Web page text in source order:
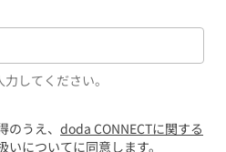
してください。
うえ、 doda CONNECTに関する
いについてに同意します。